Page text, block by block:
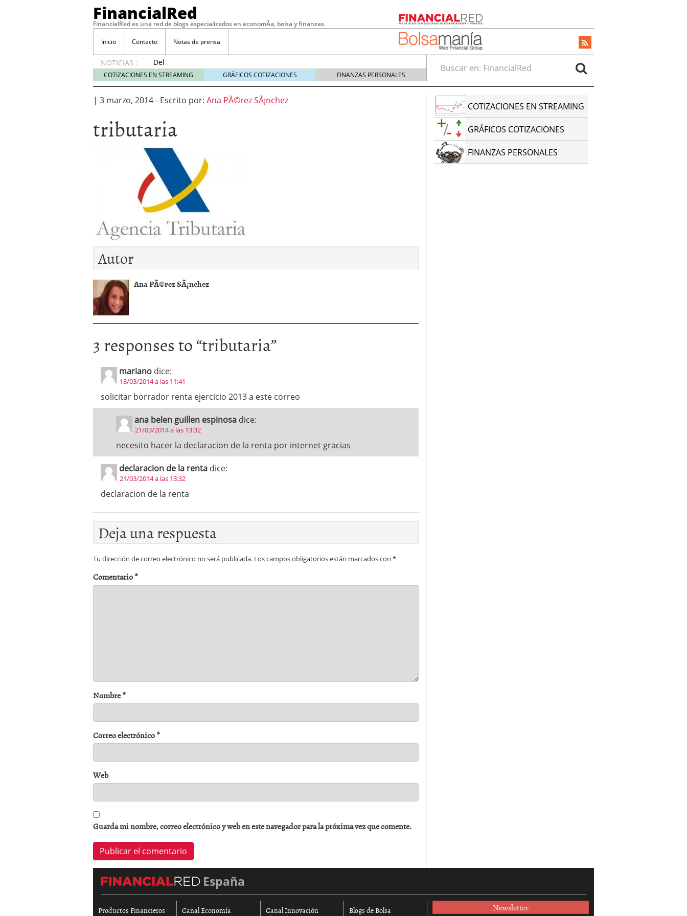
FinancialRed
FinancialRed es una red de blogs especializados en economÃ­a, bolsa y finanzas.
Inicio Contacto Notas de prensa
NOTICIAS :
Del
depósito
a la
cómo
cambiando
la
ahorro
en
España
05/08/2026
Seguros de convenio en pymes: la obligación que muchas empresas
descubren cuando ya es demasiado tarde
ReseÃ±a de SIFX: Lo Que Deben Saber los Traders Mexicanos Antes de
Operar 29/06/2026
Crear empresa online vs proceso tradicional: ventajas reales para pymes
COTIZACIONES EN STREAMING GRÁFICOS COTIZACIONES FINANZAS PERSONALES
Buscar en:
| 3 marzo, 2014- Escrito por: Ana PÃ©rez SÃ¡nchez
tributaria
Autor
Ana PÃ©rez SÃ¡nchez
3 responses to “tributaria”
mariano dice:
18/03/2014 a las 11:41
solicitar borrador renta ejercicio 2013 a este correo
ana belen guillen espinosa dice:
21/03/2014 a las 13:32
necesito hacer la declaracion de la renta por internet gracias
declaracion de la renta dice:
21/03/2014 a las 13:32
declaracion de la renta
Deja una respuesta
Tu dirección de correo electrónico no será publicada. Los campos obligatorios están marcados con *
Comentario*
Nombre*
Correo electrónico*
Web
Guarda mi nombre, correo electrónico y web en este navegador para la próxima vez que comente.
COTIZACIONES EN STREAMING
GRÁFICOS COTIZACIONES
FINANZAS PERSONALES
España
Productos Financieros Canal Economía Canal Innovación Blogs de Bolsa Newsletter